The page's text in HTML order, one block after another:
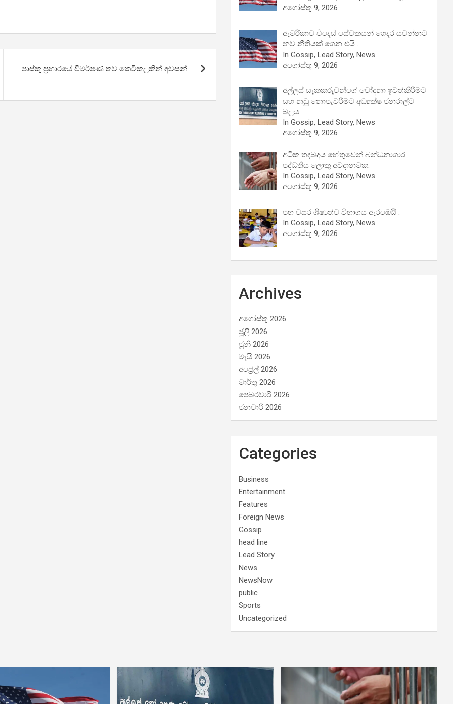
පාස්කු ප්‍රහාරයේ විමර්ෂණ තව කෙටිකලකින් අවසන් .
අගෝස්තු 9, 2026
ඇමරිකාව විදෙස් සේවකයන් ගෙදර යවන්නට
නව නීතියක් ගෙන එයි .
In Gossip, Lead Story, News
අගෝස්තු 9, 2026
අල්ලස් සැකකරුවන්ගේ චෝදනා ඉවත්කිරීමට
සහ නඩු නොපැවරීමට අධ්‍යක්ෂ ජනරාල්ට
බලය .
In Gossip, Lead Story, News
අගෝස්තු 9, 2026
අධික තදබදය හේතුවෙන් බන්ධනාගාර
පද්ධතිය ලොකු අවදානමක.
In Gossip, Lead Story, News
අගෝස්තු 9, 2026
පහ වසර ශිෂ්‍යත්ව විභාගය ඇරඹෙයි .
In Gossip, Lead Story, News
අගෝස්තු 9, 2026
Archives
අගෝස්තු 2026
ජූලි 2026
ජූනි 2026
මැයි 2026
අප්‍රේල් 2026
මාර්තු 2026
පෙබරවාරි 2026
ජනවාරි 2026
Categories
Business
Entertainment
Features
Foreign News
Gossip
head line
Lead Story
News
NewsNow
public
Sports
Uncategorized